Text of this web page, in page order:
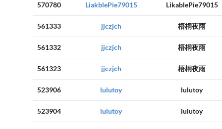
570780 LiakblePie79015 LikablePie79015
561333 jjczjch 梧桐夜雨
561332 jjczjch 梧桐夜雨
561323 jjczjch 梧桐夜雨
523906 lulutoy lulutoy
523904 lulutoy lulutoy